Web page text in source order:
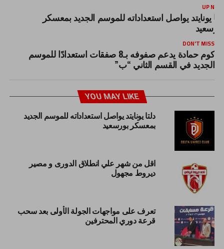
UP
يونايتد يواصل استعداداته للموسم الجديد بمعسكر
DON'T MISS
كوم حمادة يدعم صفوفه بـ8 صفقات استعدادًا للموسم
الجديد في القسم الثاني “ب”
YOU MAY LIKE
دلتا يونايتد يواصل استعداداته للموسم الجديد
بمعسكر بورسعيد
اقل من شهر علي انطلاق الدورى و مصير
ديروط مجهول
تعرف على مواجهات الجولة الأولى بعد سحب
قرعة دوري المحترفين